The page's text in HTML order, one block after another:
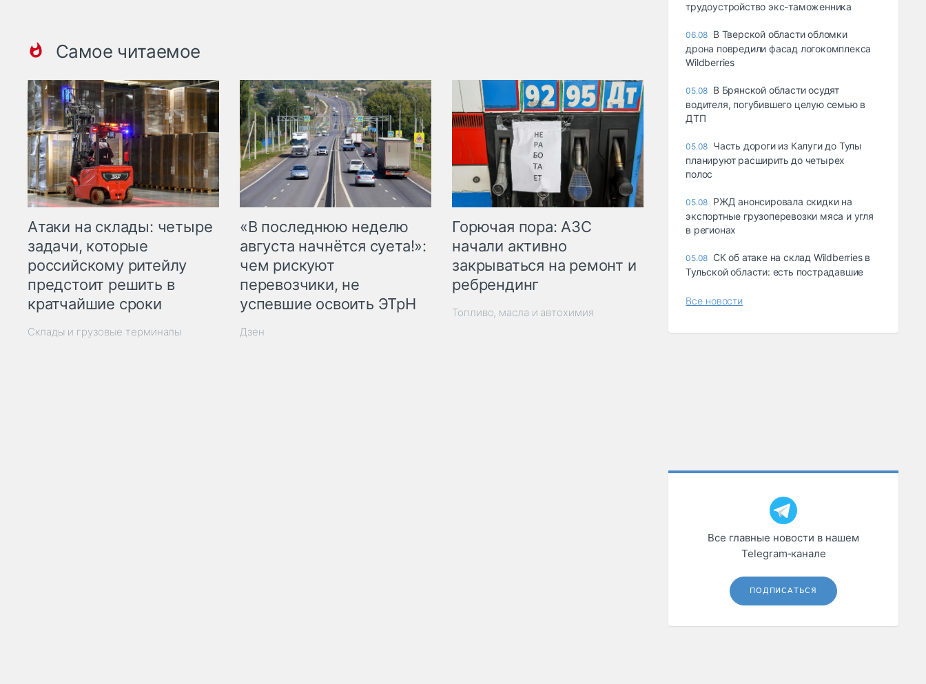
Самое читаемое
Атаки на склады: четыре
задачи, которые
российскому ритейлу
предстоит решить в
кратчайшие сроки
Склады и грузовые терминалы
«В последнюю неделю
августа начнётся суета!»:
чем рискуют
перевозчики, не
успевшие освоить ЭТрН
Дзен
Горючая пора: АЗС
начали активно
закрываться на ремонт и
ребрендинг
Топливо, масла и автохимия
трудоустройство экс-таможенника
06.08 В Тверской области обломки
дрона повредили фасад логокомплекса
Wildberries
05.08 В Брянской области осудят
водителя, погубившего целую семью в
ДТП
05.08 Часть дороги из Калуги до Тулы
планируют расширить до четырех
полос
05.08 РЖД анонсировала скидки на
экспортные грузоперевозки мяса и угля
в регионах
05.08 СК об атаке на склад Wildberries в
Тульской области: есть пострадавшие
Все новости
Все главные новости в нашем
Telegram‑канале
ПОДПИСАТЬСЯ